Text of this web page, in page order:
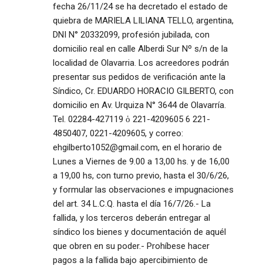
fecha 26/11/24 se ha decretado el estado de
quiebra de MARIELA LILIANA TELLO, argentina,
DNI N° 20332099, profesión jubilada, con
domicilio real en calle Alberdi Sur Nº s/n de la
localidad de Olavarria. Los acreedores podrán
presentar sus pedidos de verificación ante la
Síndico, Cr. EDUARDO HORACIO GILBERTO, con
domicilio en Av. Urquiza N° 3644 de Olavarría.
Tel. 02284-427119 ὁ 221-4209605 6 221-
4850407, 0221-4209605, y correo:
ehgilberto1052@gmail.com, en el horario de
Lunes a Viernes de 9.00 a 13,00 hs. y de 16,00
a 19,00 hs, con turno previo, hasta el 30/6/26,
y formular las observaciones e impugnaciones
del art. 34 L.C.Q. hasta el día 16/7/26.- La
fallida, y los terceros deberán entregar al
síndico los bienes y documentación de aquél
que obren en su poder.- Prohíbese hacer
pagos a la fallida bajo apercibimiento de